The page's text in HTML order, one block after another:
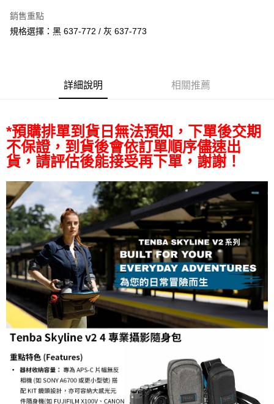
台灣樂天信用卡公司
玉山商業銀行
台新國際商業銀行
Google Pay
【關於「AFTEE先享後付」】
AFTEE先享後付是「在收到商品之後才付款」的支付方式。 讓您購物簡單
便利好安心！
１．簡單：不需註冊會員、不需綁卡、不需儲值。
２．便利：只要手機號碼，簡訊認證，即可結帳。
【「AFTEE先享後付」結帳流程】
１．於結帳方式選擇「AFTEE先享後付」後，將跳轉至「AFTEE先享後付」
結帳頁面，進行簡訊認證並確認金額後，即可完成結帳。
２．訂單成立數日內，您將收到繳費通知簡訊。
３．收到繳費通知簡訊後14天內，點擊此簡訊中的連結，可透過四大超商／
ATM／網路銀行／等多元方式進行付款，方視為交易完成。
※ 請注意：結帳手續完成當下不需立刻繳費，但若您需要取消訂單，請聯絡
購買商品的店家。未經商家同意取消之訂單仍視為有效，需透過AFTEE先享
後付繳納相關費用。
※ 交易是否成功請以「AFTEE先享後付 」之結帳頁面顯示為準，若有關於
是否繳費成功／繳費後需取消欲退款等相關疑問，請聯繫「AFTEE先享後付
客戶支援中心」https://netprotections.freshdesk.com/support/home
【注意事項】
１．透過由恩沛科技股份有限公司提供之「AFTEE先享後付」服務完成之交
易，需依本服務之必要範圍內提供個人資料，並將交易相關給付款項請求債
權轉讓予恩沛科技股份有限公司。
２．關於個人資料處理事宜，請瀏覽以下網址：
https://aftee.tw/terms/#terms3
ATM付款
運送方式
全家取貨付款
每筆NT$60，滿NT$399(含以上)免運費
萊爾富取貨付款
每筆NT$60，滿NT$399(含以上)免運費
7-11取貨付款
每筆NT$60，滿NT$399(含以上)免運費
宅配
每筆NT$75，滿NT$399(含以上)免運費
付款後門市自取
免運費
銷售重點
規格選擇：黑 637-772 / 灰 637-773
詳細說明 相關推薦
*預購排單到貨日無法預知，下單後交期
不保證，到貨後會依訂單順序儘速出
貨，請評估後能接受再下單，謝謝！